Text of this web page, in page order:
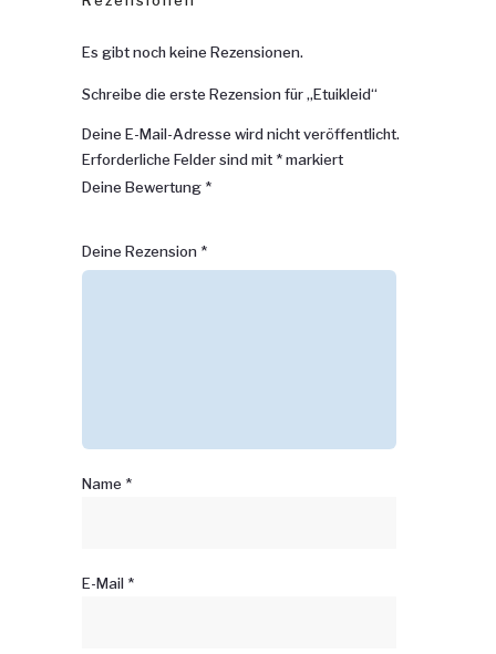
Es gibt noch keine Rezensionen.
Schreibe die erste Rezension für „Etuikleid“
Deine E-Mail-Adresse wird nicht veröffentlicht.
Erforderliche Felder sind mit *markiert
Deine Bewertung *
von
von
5 Sternen
5 Sternen
5 Sternen
Deine Rezension *
Name *
E-Mail *